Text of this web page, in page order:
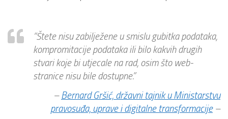
“Štete nisu zabilježene u smislu gubitka podataka,
kompromitacije podataka ili bilo kakvih drugih
stvari koje bi utjecale na rad, osim što web-
stranice nisu bile dostupne.”
–Bernard Gršić, državni tajnik u Ministarstvu
pravosuđa, uprave i digitalne transformacije–